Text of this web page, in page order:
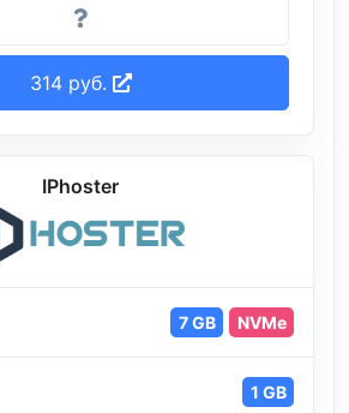
314 руб.
IPhoster
7 GB NVMe
1 GB